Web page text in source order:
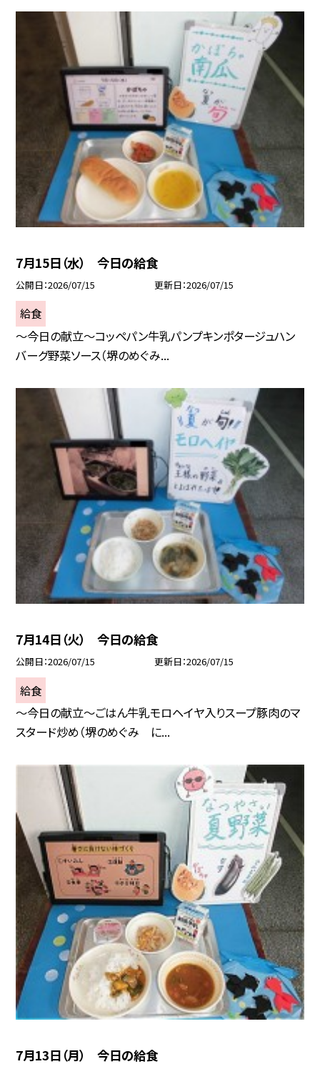
7月15日（水） 今日の給食
公開日 2026/07/15 更新日 2026/07/15
給食
～今日の献立～コッペパン牛乳パンプキンポタージュハン
バーグ野菜ソース（堺のめぐみ...
7月14日（火） 今日の給食
公開日 2026/07/15 更新日 2026/07/15
給食
～今日の献立～ごはん牛乳モロヘイヤ入りスープ豚肉のマ
スタード炒め（堺のめぐみ に...
7月13日（月） 今日の給食